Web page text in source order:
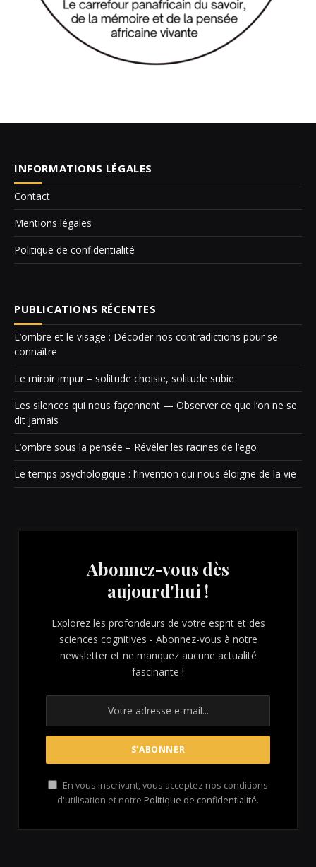
INFORMATIONS LÉGALES
Contact
Mentions légales
Politique de confidentialité
PUBLICATIONS RÉCENTES
L’ombre et le visage : Décoder nos contradictions pour se
connaître
Le miroir impur – solitude choisie, solitude subie
Les silences qui nous façonnent — Observer ce que l’on ne se
dit jamais
L’ombre sous la pensée – Révéler les racines de l’ego
Le temps psychologique : l’invention qui nous éloigne de la vie
Abonnez-vous dès
aujourd'hui !
Explorez les profondeurs de votre esprit et des
sciences cognitives - Abonnez-vous à notre
newsletter et ne manquez aucune actualité
fascinante !
En vous inscrivant, vous acceptez nos conditions
d'utilisation et notre Politique de confidentialité.